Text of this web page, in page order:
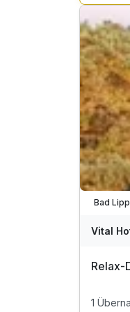
inkl.
mit
Bad
Vital
Relax-
1